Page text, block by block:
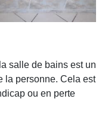
salle de bains est un
la personne. Cela est
ou en perte